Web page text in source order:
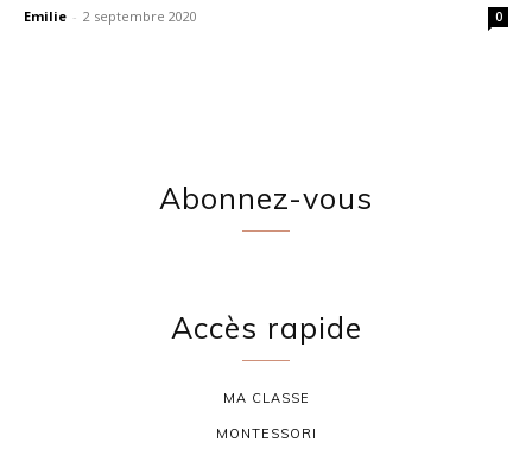
Emilie - 2 septembre 2020 0
Abonnez-vous
Accès rapide
MA CLASSE
MONTESSORI